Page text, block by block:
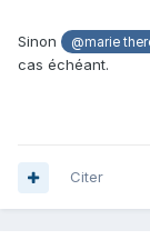
Sinon @marie
cas échéant.
Citer